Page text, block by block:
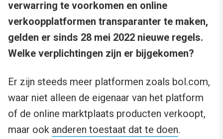
verwarring te voorkomen en online
verkoopplatformen transparanter te maken,
gelden er sinds 28 mei 2022 nieuwe regels.
Welke verplichtingen zijn er bijgekomen?
Er zijn steeds meer platformen zoals bol.com,
waar niet alleen de eigenaar van het platform
of de online marktplaats producten verkoopt,
maar ook anderen toestaat dat te doen.